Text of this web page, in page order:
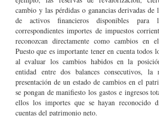
cambio y las pérdidas o ganancias derivadas
de activos financieros disponibles
correspondientes importes de impuestos
reconozcan directamente como cambios en
Puesto que es importante tener en cuenta todos
al evaluar los cambios habidos en la
entidad entre dos balances consecutivos, la
presentación de un estado de cambios en el
se pongan de manifiesto los gastos e ingresos
ellos los importes que se hayan reconocido
cuentas del patrimonio neto.